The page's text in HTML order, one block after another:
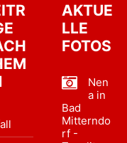
AKTUE
LLE
FOTOS
Nen
a in
Bad
Mitterndo
rf -